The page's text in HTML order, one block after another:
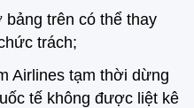
trên có thể thay
trách;
Airlines tạm thời dừng
tế không được liệt kê